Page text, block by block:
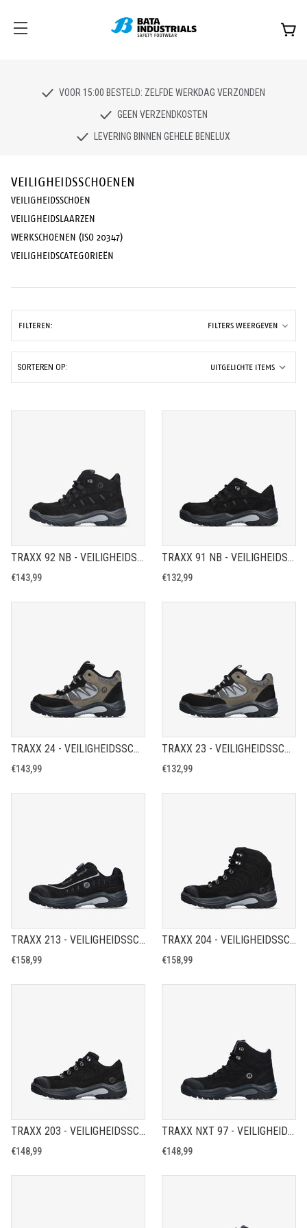
VOOR 15:00 BESTELD: ZELFDE WERKDAG VERZONDEN
GEEN VERZENDKOSTEN
LEVERING BINNEN GEHELE BENELUX
VEILIGHEIDSSCHOENEN
VEILIGHEIDSSCHOEN
VEILIGHEIDSLAARZEN
WERKSCHOENEN (ISO 20347)
VEILIGHEIDSCATEGORIEËN
FILTEREN: FILTERS WEERGEVEN
SORTEREN OP:
TRAXX 92 NB - VEILIGHEIDSSCHOEN S2
€143,99
TRAXX 91 NB - VEILIGHEIDSSCHOEN S2
€132,99
TRAXX 24 - VEILIGHEIDSSCHOEN S1P
€143,99
TRAXX 23 - VEILIGHEIDSSCHOEN S1P
€132,99
TRAXX 213 - VEILIGHEIDSSCHOEN S1PS
€158,99
TRAXX 204 - VEILIGHEIDSSCHOEN S3
€158,99
TRAXX 203 - VEILIGHEIDSSCHOEN S3
€148,99
TRAXX NXT 97 - VEILIGHEIDSSCHOEN S3S
€148,99